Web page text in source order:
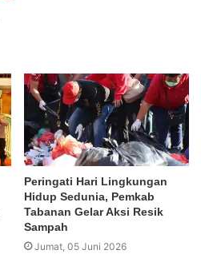
Peringati Hari Lingkungan
Hidup Sedunia, Pemkab
Tabanan Gelar Aksi Resik
Sampah
Jumat, 05 Juni 2026